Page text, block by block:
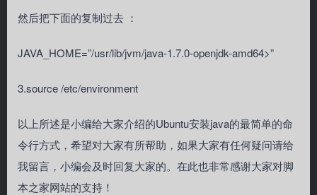
然后把下面的复制过去 ：
JAVA_HOME=”/usr/lib/jvm/java-1.7.0-openjdk-amd64>”
3.source /etc/environment
以上所述是小编给大家介绍的Ubuntu安装java的最简单的命
令行方式，希望对大家有所帮助，如果大家有任何疑问请给
我留言，小编会及时回复大家的。在此也非常感谢大家对脚
本之家网站的支持！